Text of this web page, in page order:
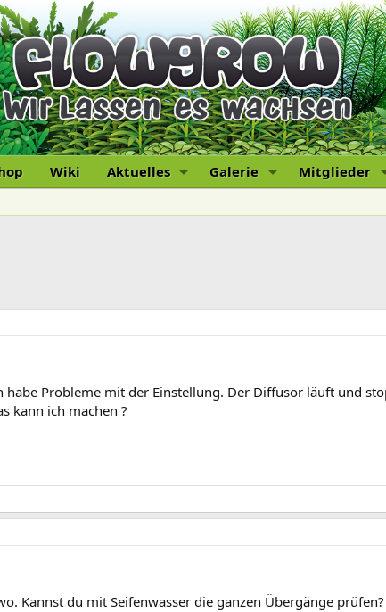
Wiki Aktuelles Galerie Mitglieder
habe Probleme mit der Einstellung. Der Diffusor läuft und
kann ich machen ?
Kannst du mit Seifenwasser die ganzen Übergänge prüfen?